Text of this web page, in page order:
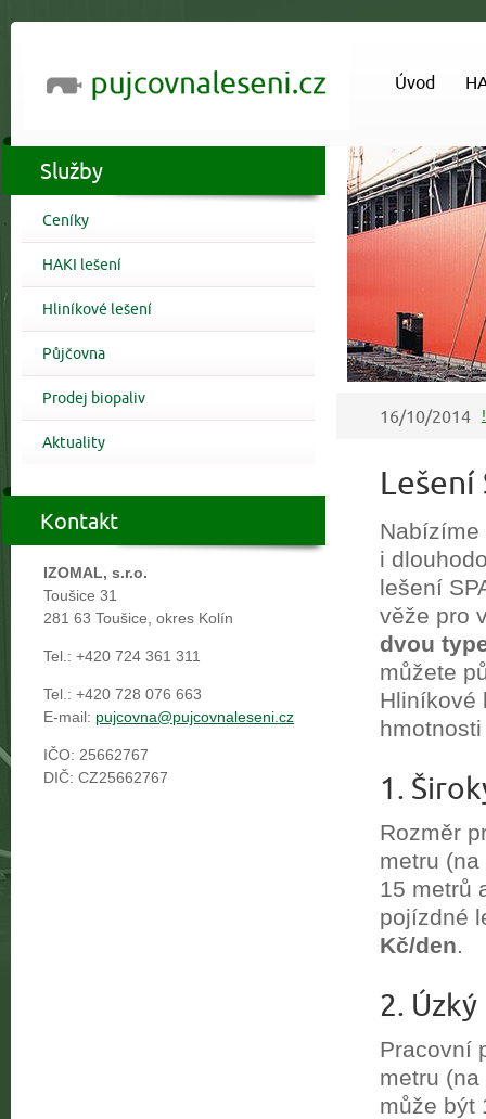
Úvod
Lešení
Nabízíme
i
lešení
věže pro
dvou
můžete
Hliníkové
1.
Rozměr
metru
15 metrů
pojízdné
Kč/den.
2.
Pracovní
metru
může být
01/4/2013
16/10/2014
18/7/2014
10/3/2014
16/6/2013
22/4/2013
01/4/2013
Služby
Ceníky
HAKI lešení
Hliníkové lešení
Půjčovna
Prodej biopaliv
Aktuality
Kontakt
IZOMAL, s.r.o.
Toušice 31
281 63 Toušice, okres Kolín
Tel.: +420 724 361 311
Tel.: +420 728 076 663
E-mail: pujcovna@pujcovnaleseni.cz
IČO: 25662767
DIČ: CZ25662767